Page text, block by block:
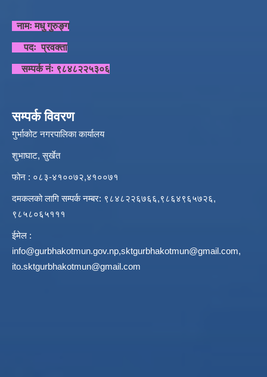
नामः मधु गुरुङ्ग
पदः प्रवक्ता
सम्पर्क नंः ९८४८२२५३०६
सम्पर्क विवरण
गुर्भाकोट नगरपालिका कार्यालय
शुभाघाट, सुर्खेत
फोन : ०८३-४१००७२,४१००७१
दमकलको लागि सम्पर्क नम्बर: ९८४८२२६७६६,९८६४९६५७२६,
९८५८०६५१११
ईमेल :
info@gurbhakotmun.gov.np,sktgurbhakotmun@gmail.com,
ito.sktgurbhakotmun@gmail.com